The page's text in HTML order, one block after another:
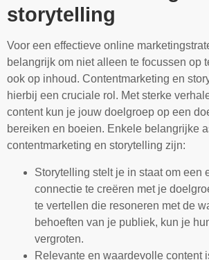
storytelling
Voor een effectieve online
belangrijk om niet alleen te focussen op
ook op inhoud. Contentmarketing en
hierbij een cruciale rol. Met sterke
content kun je jouw doelgroep op een
bereiken en boeien. Enkele belangrijke
contentmarketing en storytelling zijn:
Storytelling stelt je in staat om een
connectie te creëren met je
te vertellen die resoneren met de
behoeften van je publiek, kun je
vergroten.
Relevante en waardevolle content